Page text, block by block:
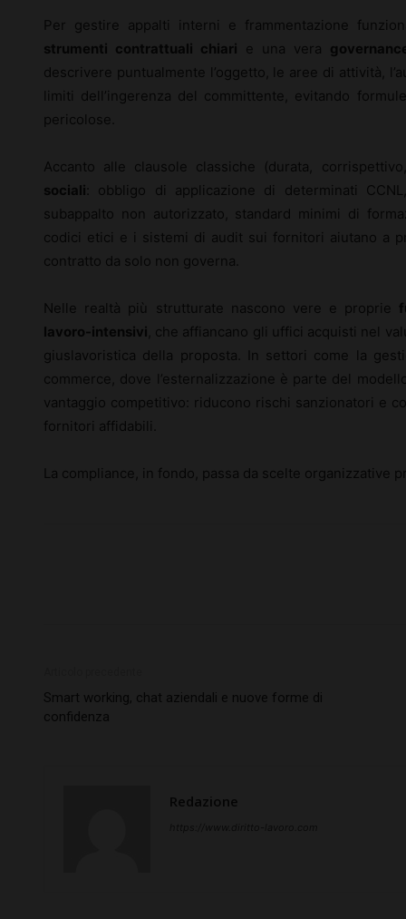
Per gestire appalti interni e frammentazione
strumenti contrattuali chiari e una vera
descrivere puntualmente l’oggetto, le aree di attività,
limiti dell’ingerenza del committente, evitando
pericolose.
Accanto alle clausole classiche (durata,
sociali : obbligo di applicazione di determinati
subappalto non autorizzato, standard minimi di
codici etici e i sistemi di audit sui fornitori aiutano a
contratto da solo non governa.
Nelle realtà più strutturate nascono vere e proprie
lavoro-intensivi , che affiancano gli uffici acquisti nel
giuslavoristica della proposta. In settori come la
commerce, dove l’esternalizzazione è parte del
vantaggio competitivo: riducono rischi sanzionatori e
fornitori affidabili.
La compliance, in fondo, passa da scelte organizzative
Smart working, chat aziendali e nuove forme di
confidenza
Redazione